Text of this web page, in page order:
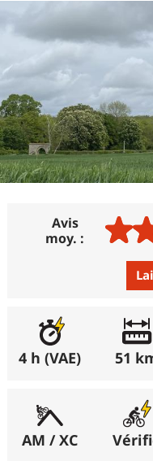
Avis
moy. :
Excellent:
(récemment : 0%)
(récemment : 100%)
Moyen:
4 h (VAE) 51
AM / XC